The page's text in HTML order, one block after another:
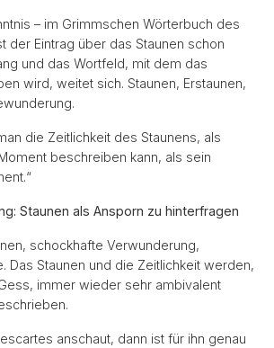
– im Grimmschen Wörterbuch des
der Eintrag über das Staunen schon
und das Wortfeld, mit dem das
wird, weitet sich. Staunen, Erstaunen,
die Zeitlichkeit des Staunens, als
beschreiben kann, als sein
Staunen als Ansporn zu hinterfragen
schockhafte Verwunderung,
Das Staunen und die Zeitlichkeit werden,
immer wieder sehr ambivalent
anschaut, dann ist für ihn genau